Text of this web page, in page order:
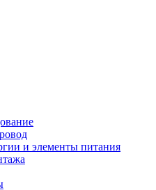
и элементы питания